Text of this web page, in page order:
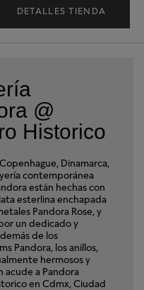
DETALLES TIENDA
@
Historico
Dinamarca,
contemporánea
están hechas con
esterlina enchapada
Pandora Rose, y
un dedicado y
de los
Pandora, los anillos,
hermosos y
acude a Pandora
en Cdmx, Ciudad